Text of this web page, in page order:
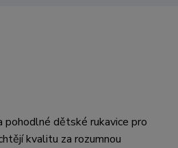
dětské rukavice pro
kvalitu za rozumnou